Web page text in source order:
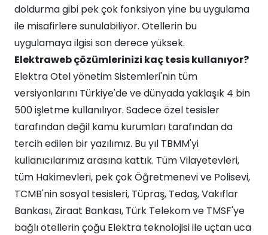
doldurma gibi pek çok fonksiyon yine bu uygulama
ile misafirlere sunulabiliyor. Otellerin bu
uygulamaya ilgisi son derece yüksek.
Elektraweb çözümlerinizi kaç tesis kullanıyor?
Elektra Otel yönetim Sistemleri'nin tüm
versiyonlarını Türkiye'de ve dünyada yaklaşık 4 bin
500 işletme kullanılıyor. Sadece özel tesisler
tarafından değil kamu kurumları tarafından da
tercih edilen bir yazılımız. Bu yıl TBMM'yi
kullanıcılarımız arasına kattık. Tüm Vilayetevleri,
tüm Hakimevleri, pek çok Öğretmenevi ve Polisevi,
TCMB'nin sosyal tesisleri, Tüpraş, Tedaş, Vakıflar
Bankası, Ziraat Bankası, Türk Telekom ve TMSF'ye
bağlı otellerin çoğu Elektra teknolojisi ile uçtan uca